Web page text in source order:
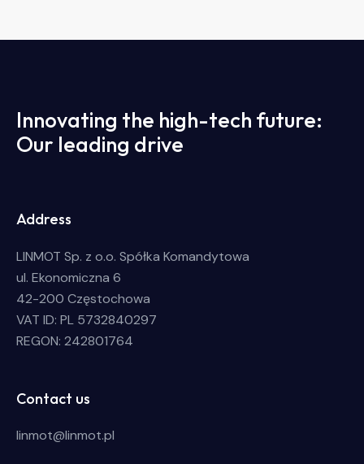
Innovating the high-tech future:
Our leading drive
Address
LINMOT Sp. z o.o. Spółka Komandytowa
ul. Ekonomiczna 6
42-200 Częstochowa
VAT ID: PL 5732840297
REGON: 242801764
Contact us
linmot@linmot.pl